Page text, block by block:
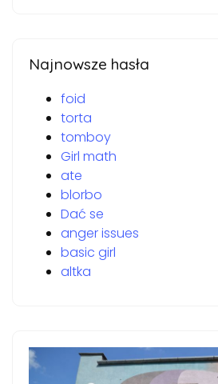
Najnowsze hasła
foid
torta
tomboy
Girl math
ate
blorbo
Dać se
anger issues
basic girl
altka